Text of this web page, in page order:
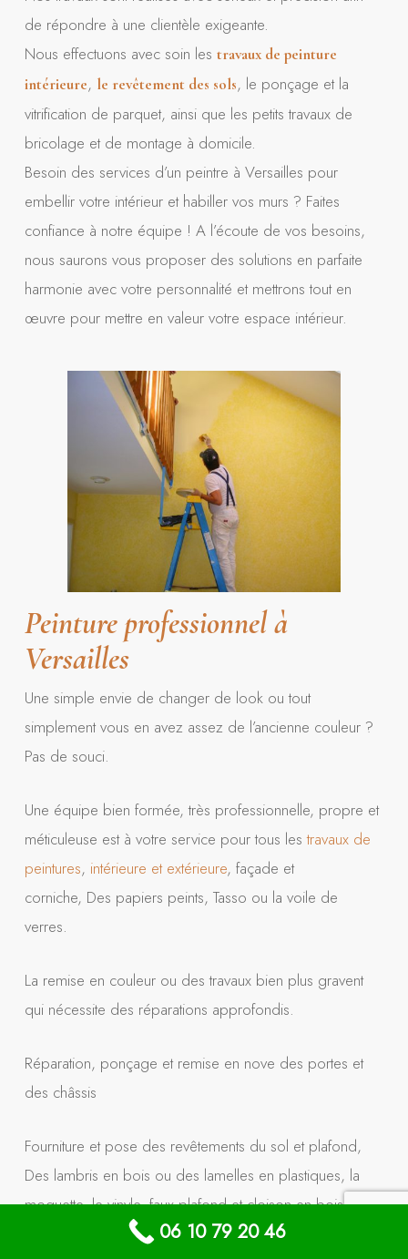
de répondre à une clientèle exigeante.
Nous effectuons avec soin les travaux de peinture
intérieure, le revêtement des sols, le ponçage et la
vitrification de parquet, ainsi que les petits travaux de
bricolage et de montage à domicile.
Besoin des services d’un peintre à Versailles pour
embellir votre intérieur et habiller vos murs ? Faites
confiance à notre équipe ! A l’écoute de vos besoins,
nous saurons vous proposer des solutions en parfaite
harmonie avec votre personnalité et mettrons tout en
œuvre pour mettre en valeur votre espace intérieur.
Peinture professionnelà
Versailles
Une simple envie de changer de look ou tout
simplement vous en avez assez de l’ancienne couleur ?
Pas de souci.
Une équipe bien formée, très professionnelle, propre et
méticuleuse est à votre service pour tous lestravaux de
peintures, intérieure et extérieure, façade et
corniche, Des papiers peints, Tasso ou la voile de
verres.
La remise en couleur ou des travaux bien plus gravent
qui nécessite des réparations approfondis.
Réparation, ponçage et remise en nove des portes et
des châssis
Fourniture et pose des revêtements du sol et plafond,
Des lambris en bois ou des lamelles en plastiques, la
moquette, le vinyle, faux plafond et cloison en bois ou le
06 10 79 20 46